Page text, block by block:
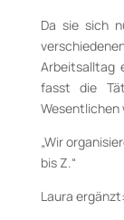
Da sie sich
Arbeitsalltag
fasst die
Wesentlichen
„Wir
bis Z.“
Laura ergänzt: